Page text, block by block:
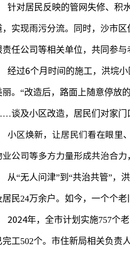
针对居民反映的管网失修、积
，实现雨污分流。同时，沙市
责任公司等相关单位，共同参
经过6个月时间的施工，洪垸
。 “改造后，路面上随意停放
谈及小区改造，居民们对家门
小区焕新，让居民们看在眼里
公司等多方力量形成共治合力
从“无人问津”到 “共治共管” ，
居民24万余户。如今，一个个老
2024年，全市计划实施757个
完工502个。市住新局相关负责